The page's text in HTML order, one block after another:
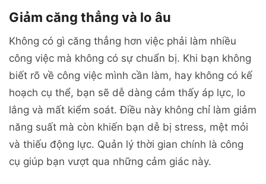
Giảm căng thẳng và lo âu
Không có gì căng thẳng hơn việc phải làm nhiều
công việc mà không có sự chuẩn bị. Khi bạn không
biết rõ về công việc mình cần làm, hay không có kế
hoạch cụ thể, bạn sẽ dễ dàng cảm thấy áp lực, lo
lắng và mất kiểm soát. Điều này không chỉ làm giảm
năng suất mà còn khiến bạn dễ bị stress, mệt mỏi
và thiếu động lực. Quản lý thời gian chính là công
cụ giúp bạn vượt qua những cảm giác này.